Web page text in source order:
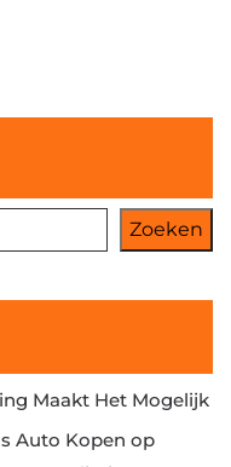
Zoeken
Maakt Het Mogelijk
Auto Kopen op